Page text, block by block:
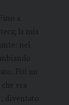
a
la mia
nel
Poi un
era
diventato